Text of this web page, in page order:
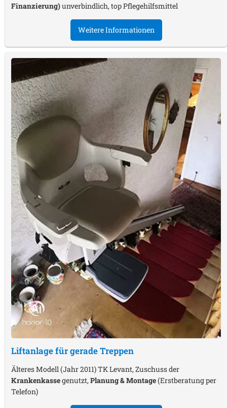
Finanzierung)unverbindlich, top Pflegehilfsmittel
Weitere Informationen
Liftanlage für gerade Treppen
Älteres Modell (Jahr 2011) TK Levant, Zuschuss der
Krankenkassegenutzt,Planung & Montage(Erstberatung per
Telefon)